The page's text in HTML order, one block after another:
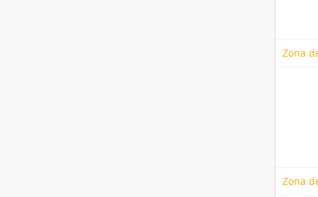
Zona
Zona